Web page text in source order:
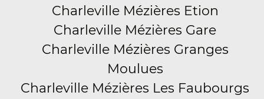
Charleville Mézières Etion
Charleville Mézières Gare
Charleville Mézières Granges
Moulues
Charleville Mézières Les Faubourgs